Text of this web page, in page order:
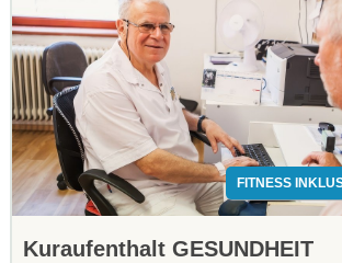
FITNESS
Kuraufenthalt GESUNDHEIT